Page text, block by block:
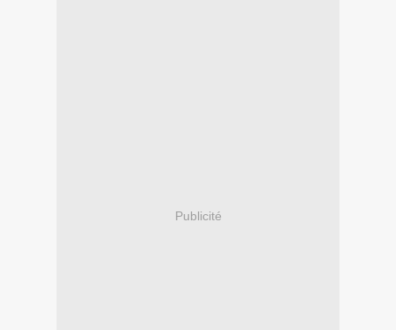
Publicité